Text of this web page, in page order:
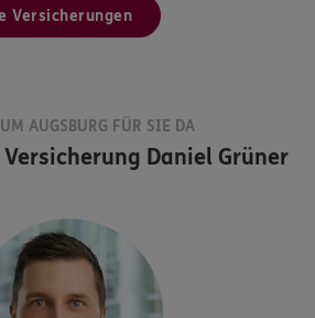
Versicherungen
AUGSBURG FÜR SIE DA
Versicherung Daniel Grüner